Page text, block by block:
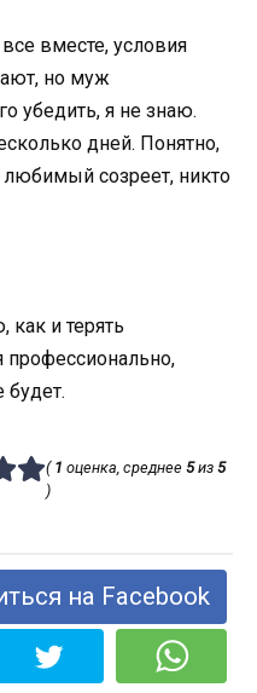
вместе, условия
но муж
убедить, я не знаю.
дней. Понятно,
созреет, никто
как и терять
профессионально,
будет.
( 1 оценка, среднее 5из 5
)
на Facebook